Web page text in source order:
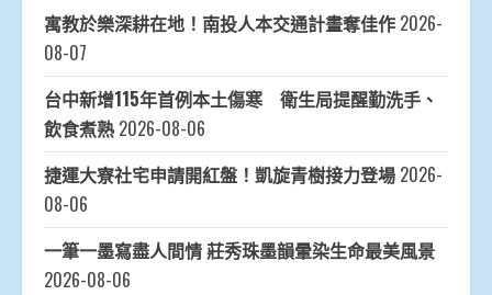
寓教於樂深耕在地！南投人本交通計畫奪佳作 2026-
08-07
台中新增115年首例本土傷寒 衛生局提醒勤洗手、
飲食煮熟 2026-08-06
捷運大寮社宅申請開紅盤！凱旋青樹接力登場 2026-
08-06
一筆一墨寫盡人間情 莊秀珠墨韻暈染生命最美風景
2026-08-06